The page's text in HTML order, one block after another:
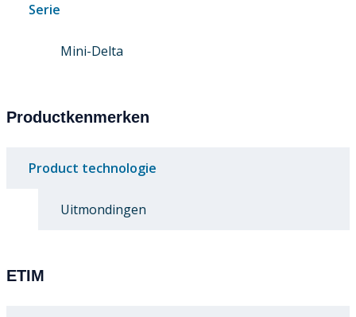
Serie
Mini-Delta
Productkenmerken
Product technologie
Uitmondingen
ETIM